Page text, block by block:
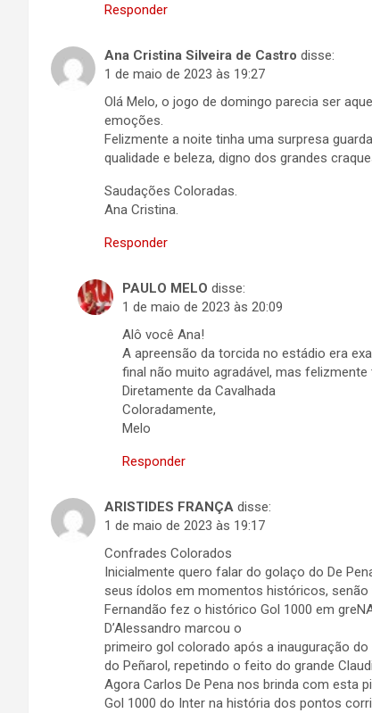
Responder
Ana Cristina Silveira de Castro disse:
1 de maio de 2023 às 19:27
Olá Melo, o jogo de domingo parecia ser
emoções.
Felizmente a noite tinha uma surpresa
qualidade e beleza, digno dos grandes
Saudações Coloradas.
Ana Cristina.
Responder
PAULO MELO disse:
1 de maio de 2023 às 20:09
Alô você Ana!
A apreensão da torcida no estádio era
final não muito agradável, mas felizmente
Diretamente da Cavalhada
Coloradamente,
Melo
Responder
ARISTIDES FRANÇA disse:
1 de maio de 2023 às 19:17
Confrades Colorados
Inicialmente quero falar do golaço do De
seus ídolos em momentos históricos, senão
Fernandão fez o histórico Gol 1000 em
D’Alessandro marcou o
primeiro gol colorado após a inauguração
do Peñarol, repetindo o feito do grande
Agora Carlos De Pena nos brinda com esta
Gol 1000 do Inter na história dos pontos